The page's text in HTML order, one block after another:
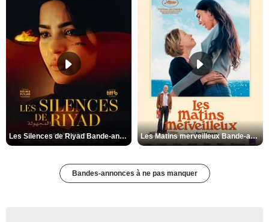
Les Silences de Riyad Bande-annonce VO STFR Les Matins merveilleux Bande-annonce VF
Bandes-annonces à ne pas manquer